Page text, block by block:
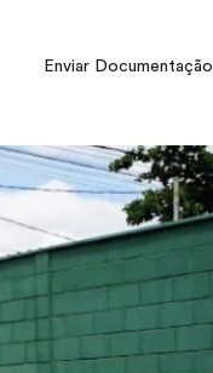
Enviar Documentação